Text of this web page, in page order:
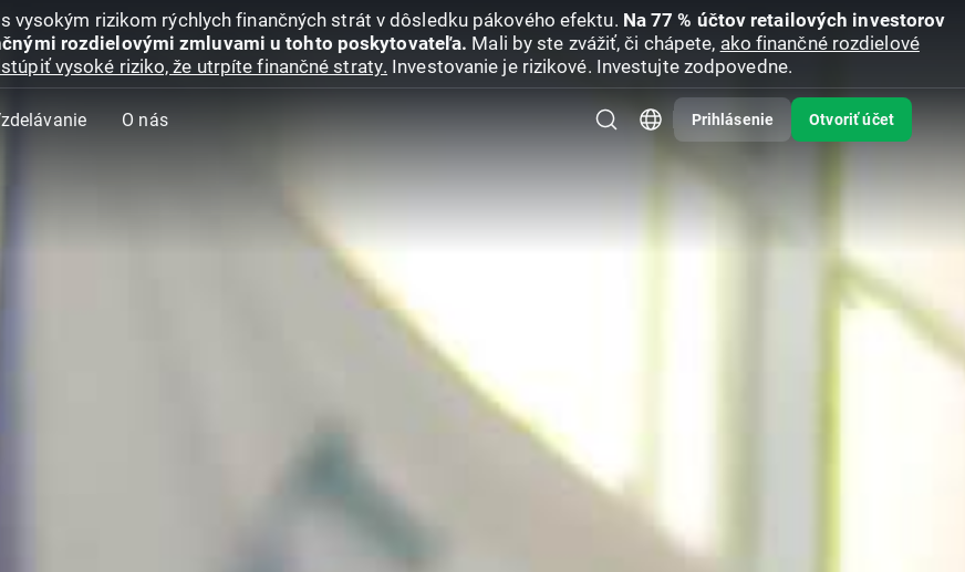
vysokým rizikom rýchlych finančných strát v dôsledku pákového efektu. Na 77 % účtov retailových investorov
rozdielovými zmluvami u tohto poskytovateľa. Mali by ste zvážiť, či chápete, ako finančné rozdielové
vysoké riziko, že utrpíte finančné straty. Investovanie je rizikové. Investujte zodpovedne.
O nás Prihlásenie Otvoriť účet